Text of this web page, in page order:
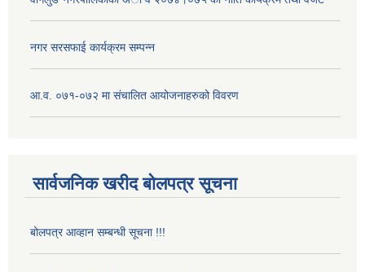
नगर सरसफाई कार्यक्रम सम्पन्न
आ.व. ०७१-०७२ मा संचालित आयोजनाहरुको विवरण
सार्वजनिक खरीद बोलपत्र सूचना
बोलपत्र आव्हान सम्बन्धी सूचना !!!